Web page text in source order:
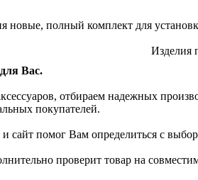
новые, полный комплект для
Изделия
Вас.
отбираем надежных
покупателей.
сайт помог Вам определиться с
проверит товар на